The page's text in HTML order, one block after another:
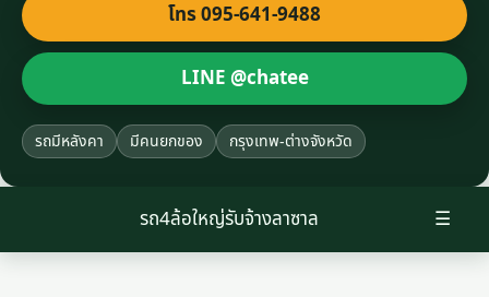
โทร 095-641-9488
LINE @chatee
รถมีหลังคา มีคนยกของ กรุงเทพ-ต่างจังหวัด
☰
รถ4ล้อใหญ่รับจ้างลาซาล